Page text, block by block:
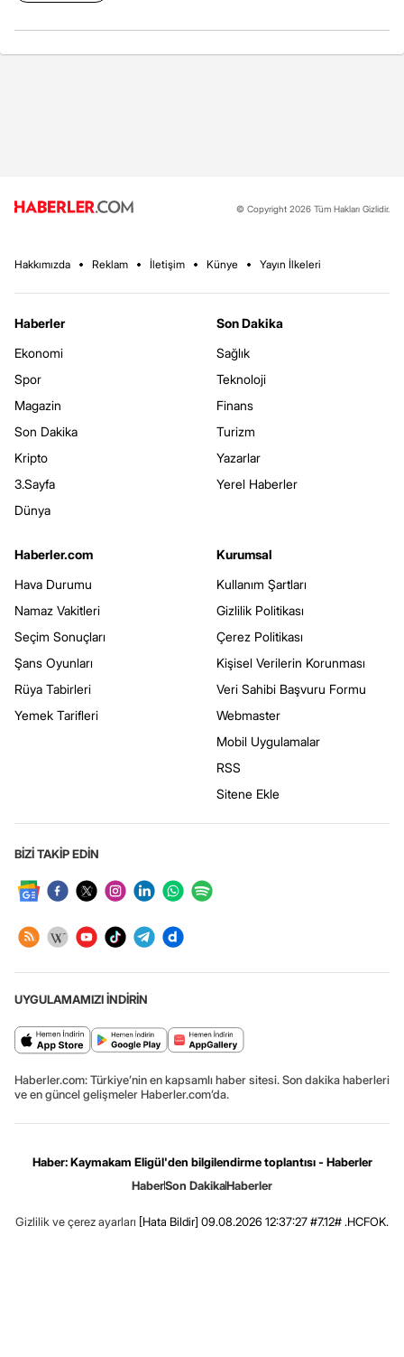
© Copyright 2026 Tüm Hakları Gizlidir.
Hakkımızda Reklam İletişim Künye Yayın İlkeleri
Haberler
Ekonomi
Spor
Magazin
Son Dakika
Kripto
3.Sayfa
Dünya
Son Dakika
Sağlık
Teknoloji
Finans
Turizm
Yazarlar
Yerel Haberler
Haberler.com
Hava Durumu
Namaz Vakitleri
Seçim Sonuçları
Şans Oyunları
Rüya Tabirleri
Yemek Tarifleri
Kurumsal
Kullanım Şartları
Gizlilik Politikası
Çerez Politikası
Kişisel Verilerin Korunması
Veri Sahibi Başvuru Formu
Webmaster
Mobil Uygulamalar
RSS
Sitene Ekle
BİZİ TAKİP EDİN
UYGULAMAMIZI İNDİRİN
Haberler.com: Türkiye’nin en kapsamlı haber sitesi. Son dakika haberleri
ve en güncel gelişmeler Haberler.com’da.
Haber: Kaymakam Eligül'den bilgilendirme toplantısı - Haberler
HaberSon DakikaHaberler
Gizlilik ve çerez ayarları [Hata Bildir] 09.08.2026 12:37:27 #7.12# .HCFOK.